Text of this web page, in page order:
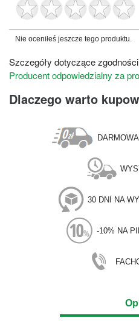
Nie oceniłeś jeszcze tego produktu.
Szczegóły dotyczące
Producent odpowiedzialny za
Dlaczego warto
30 DNI NA
-10% NA